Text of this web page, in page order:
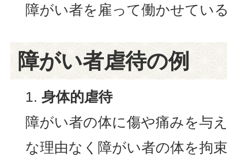
障がい者を雇って働かせてい
障がい者虐待の例
身体的虐待
障がい者の体に傷や痛みを与
な理由なく障がい者の体を拘